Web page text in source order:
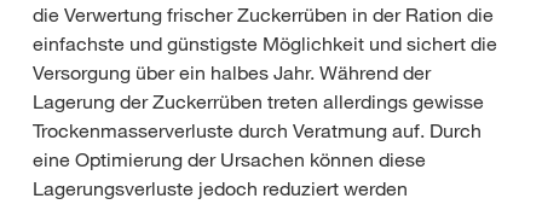
die Verwertung frischer Zuckerrüben in der Ration die
einfachste und günstigste Möglichkeit und sichert die
Versorgung über ein halbes Jahr. Während der
Lagerung der Zuckerrüben treten allerdings gewisse
Trockenmasserverluste durch Veratmung auf. Durch
eine Optimierung der Ursachen können diese
Lagerungsverluste jedoch reduziert werden